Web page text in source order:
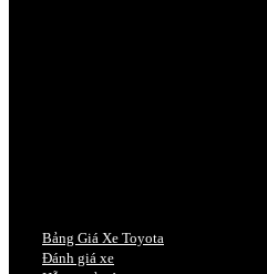
Bảng Giá Xe Toyota
Đánh giá xe